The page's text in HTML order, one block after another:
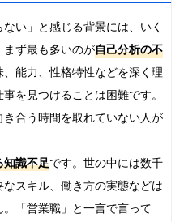
い」と感じる背景には、いく
ず最も多いのが自己分析の不
能力、性格特性などを深く理
を見つけることは困難です。
合う時間を取れていない人が
知識不足です。世の中には数千
スキル、働き方の実態などは
「営業職」と一言で言って